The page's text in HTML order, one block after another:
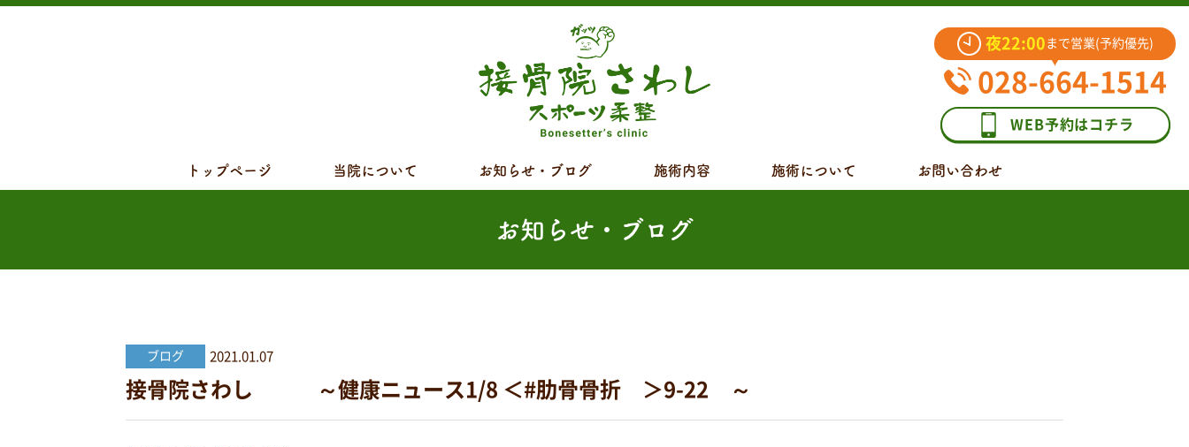
夜22:00 まで営業(予約優先)
028-664-1514
WEB予約はコチラ
トップページ 当院について お知らせ・ブログ 施術内容 施術について お問い合わせ
お知らせ・ブログ
ブログ 2021.01.07
接骨院さわし ～健康ニュース1/8 ＜#肋骨骨折 ＞9-22 ～